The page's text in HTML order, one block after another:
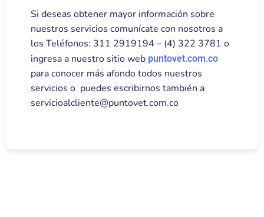
Si deseas obtener mayor información sobre
nuestros servicios comunícate con nosotros a
los Teléfonos: 311 2919194 – (4) 322 3781 o
ingresa a nuestro sitio web puntovet.com.co
para conocer más afondo todos nuestros
servicios o puedes escribirnos también a
servicioalcliente@puntovet.com.co